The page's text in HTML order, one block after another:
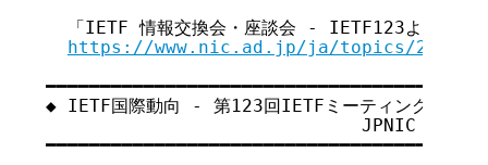
「IETF 情報交換会・座談会 - IETF123より -」
https://www.nic.ad.jp/ja/topics/2025/
━━━━━━━━━━━━━━━━━━━━━━━━━━━━━━━━━━━
◆ IETF国際動向 - 第123回IETFミーティング ハッ
JPNIC インター
━━━━━━━━━━━━━━━━━━━━━━━━━━━━━━━━━━━